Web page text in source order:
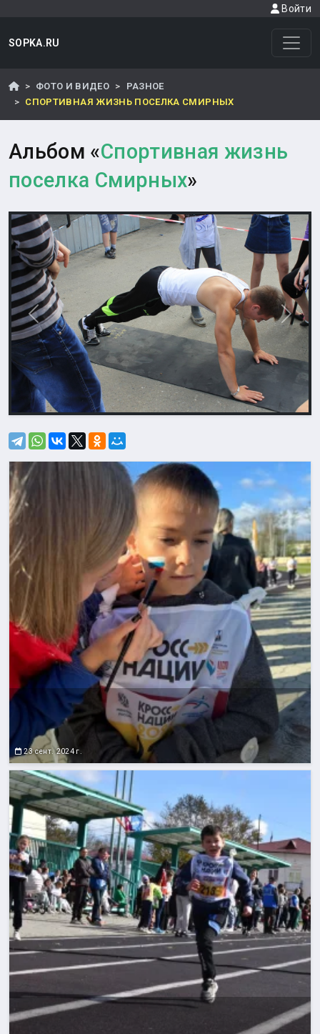
Войти
SOPKA.RU
ФОТО И ВИДЕО
РАЗНОЕ
СПОРТИВНАЯ ЖИЗНЬ ПОСЕЛКА СМИРНЫХ
Альбом «Спортивная жизнь
поселка Смирных»
Назад
23 сент. 2024 г.